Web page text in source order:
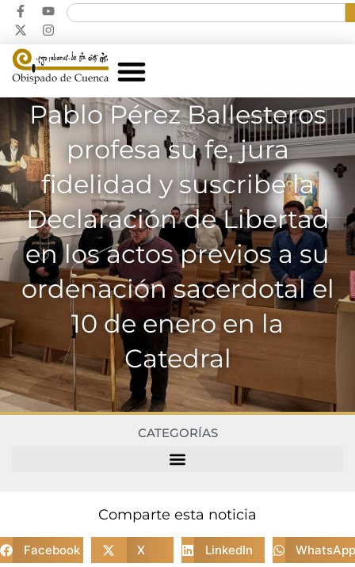
Pablo Pérez Ballesteros
profesa su fe, jura
fidelidad y suscribe la
Declaración de Libertad
en los actos previos a su
ordenación sacerdotal el
10 de enero en la
Catedral
CATEGORÍAS
Comparte esta noticia
Facebook X LinkedIn WhatsApp